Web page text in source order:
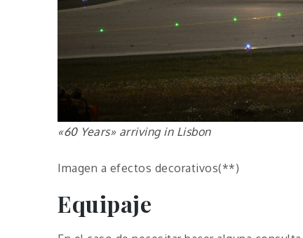
«60 Years» arriving in Lisbon
Imagen a efectos decorativos(**)
Equipaje